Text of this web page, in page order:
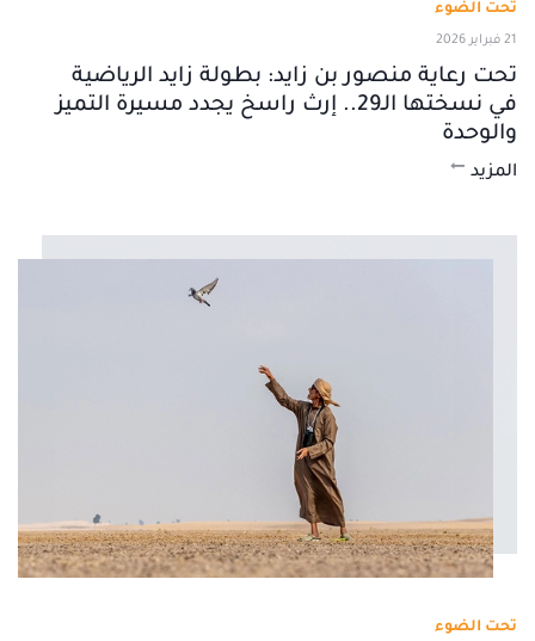
تحت الضوء
21 فبراير 2026
تحت رعاية منصور بن زايد: بطولة زايد الرياضية
في نسختها الـ29.. إرث راسخ يجدد مسيرة التميز
والوحدة
المزيد
تحت الضوء